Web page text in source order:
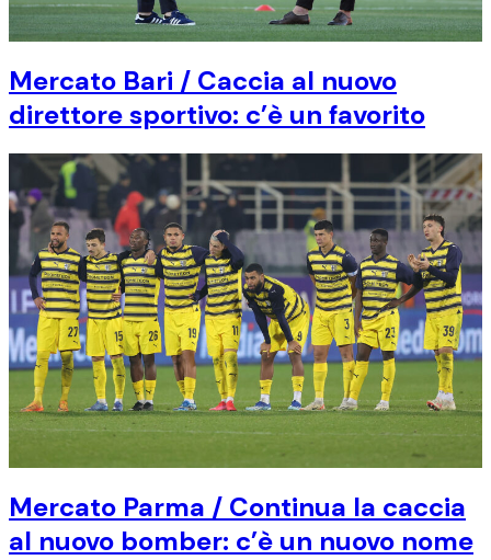
Mercato Bari / Caccia al nuovo
direttore sportivo: c’è un favorito
Mercato Parma / Continua la caccia
al nuovo bomber: c’è un nuovo nome